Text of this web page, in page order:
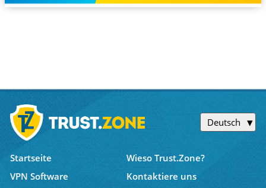
Deutsch
Startseite
Wieso Trust.Zone?
VPN Software
Kontaktiere uns